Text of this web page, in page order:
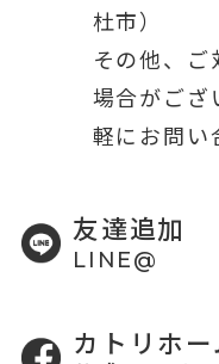
杜市）
その他、ご
場合がござ
軽にお問い
友達追加
LINE@
カトリホー